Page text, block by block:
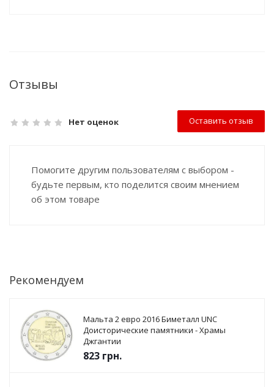
Отзывы
Нет оценок Оставить отзыв
Помогите другим пользователям с выбором -
будьте первым, кто поделится своим мнением
об этом товаре
Рекомендуем
Мальта 2 евро 2016 Биметалл UNC
Доисторические памятники - Храмы
Джгантии
823 грн.